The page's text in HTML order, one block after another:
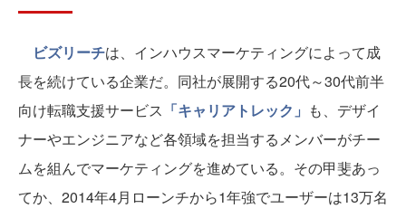
ビズリーチは、インハウスマーケティングによって成
長を続けている企業だ。同社が展開する20代～30代前半
向け転職支援サービス 「キャリアトレック」 も、デザイ
ナーやエンジニアなど各領域を担当するメンバーがチー
ムを組んでマーケティングを進めている。その甲斐あっ
てか、2014年4月ローンチから1年強でユーザーは13万名